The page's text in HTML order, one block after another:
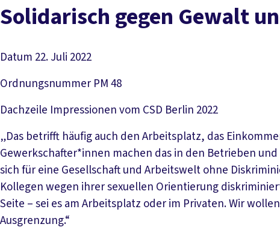
Solidarisch gegen Gewalt
Datum 22. Juli 2022
Ordnungsnummer PM 48
Dachzeile Impressionen vom CSD Berlin 2022
„Das betrifft häufig auch den Arbeitsplatz, das
Gewerkschafter*innen machen das in den Betrieben
sich für eine Gesellschaft und Arbeitswelt ohne
Kollegen wegen ihrer sexuellen Orientierung
Seite – sei es am Arbeitsplatz oder im Privaten. Wir
Ausgrenzung.“